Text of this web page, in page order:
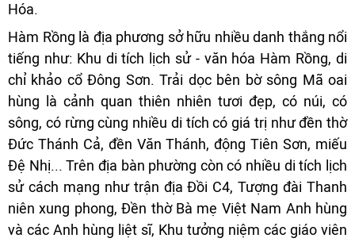
Hóa.
Hàm Rồng là địa phương sở hữu nhiều danh thắng nổi
tiếng như: Khu di tích lịch sử - văn hóa Hàm Rồng, di
chỉ khảo cổ Đông Sơn. Trải dọc bên bờ sông Mã oai
hùng là cảnh quan thiên nhiên tươi đẹp, có núi, có
sông, có rừng cùng nhiều di tích có giá trị như đền thờ
Đức Thánh Cả, đền Văn Thánh, động Tiên Sơn, miếu
Đệ Nhị... Trên địa bàn phường còn có nhiều di tích lịch
sử cách mạng như trận địa Đồi C4, Tượng đài Thanh
niên xung phong, Đền thờ Bà mẹ Việt Nam Anh hùng
và các Anh hùng liệt sĩ, Khu tưởng niệm các giáo viên